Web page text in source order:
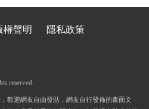
權聲明
隱私政策
reserved.
歡迎網友自由發貼，網友自行發佈的書面文